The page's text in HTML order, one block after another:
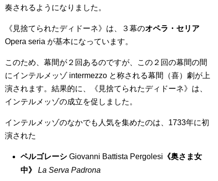
奏されるようになりました。
《見捨てられたディドーネ》は、３幕のオペラ・セリア
Opera seria が基本になっています。
このため、幕間が２回あるのですが、この２回の幕間の間
にインテルメッゾ intermezzo と称される幕間（喜）劇が上
演されます。結果的に、《見捨てられたディドーネ》は、
インテルメッゾの成立を促しました。
インテルメッゾのなかでも人気を集めたのは、1733年に初
演された
ペルゴレーシ Giovanni Battista Pergolesi 《奥さま女
中》
La Serva Padrona